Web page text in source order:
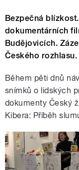
Bezpečná
dokumentárních
Budějovicích.
Českého rozhlasu.
Během pěti dnů
snímků o lidských
dokumenty Český
Kibera: Příběh